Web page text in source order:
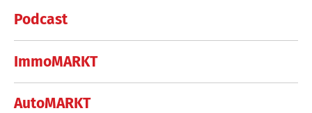
Podcast
ImmoMARKT
AutoMARKT